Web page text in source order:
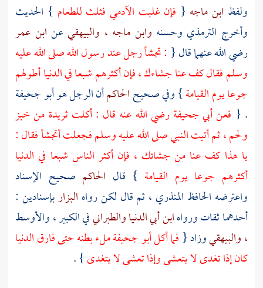
ولفظ ابن ماجه { فإن غلبت الآدمي فثلث للطعام } الحديث
وأخرج الترمذي وحسنه وابن ماجه ، والبيهقيعن ابن عمر
رضي الله عنهما قال { : تجشأ رجل عند رسول الله صلى الله عليه
وسلم فقال كف عنا جشاءك ، فإن أكثرهم شبعا في الدنيا أطولهم
جوعا يوم القيامة} وفي صحيحالحاكمأن الرجل هوأبو جحيفة
. { فعنأبي جحيفةرضي الله عنه قال : أكلت ثريدة من خبز
ولحم ، ثم أتيت النبي صلى الله عليه وسلم فجعلت أتجشأ فقال :
يا هذا كف عنا من جشائك ، فإن أكثر الناس شبعا في الدنيا
أكثرهم جوعا يوم القيامة } قال الحاكم صحيح الإسناد
واعترضه الحافظ المنذري ، ثم قال لكن رواه البزاربإسنادين :
أحدهما ثقات ورواهابن أبي الدنياوالطبرانيفي الكبير ، والأوسط
، والبيهقيوزاد { فما أكلأبو جحيفةملء بطنه حتى فارق الدنيا
كان إذا تغدى لا يتعشى وإذا تعشى لا يتغدى} .